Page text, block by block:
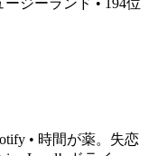
• 時間が薬。失恋